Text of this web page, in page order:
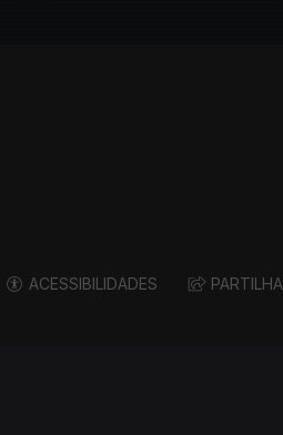
ACESSIBILIDADES PARTILHA